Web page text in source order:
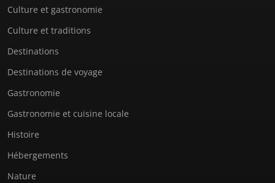
Culture et gastronomie
Culture et traditions
Destinations
Destinations de voyage
Gastronomie
Gastronomie et cuisine locale
Histoire
Hébergements
Nature